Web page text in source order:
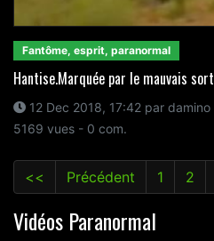
Fantôme, esprit, paranormal
Hantise.Marquée par le mauvais sort
12 Dec 2018, 17:42 par damino
5169 vues - 0 com.
<< Précédent 1 2
Vidéos Paranormal